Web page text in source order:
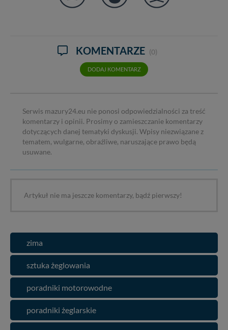
KOMENTARZE (0)
DODAJ KOMENTARZ
Serwis mazury24.eu nie ponosi odpowiedzialności za treść
komentarzy i opinii. Prosimy o zamieszczanie komentarzy
dotyczących danej tematyki dyskusji. Wpisy niezwiązane z
tematem, wulgarne, obraźliwe, naruszające prawo będą
usuwane.
Artykuł nie ma jeszcze komentarzy, bądź pierwszy!
zima
sztuka żeglowania
poradniki motorowodne
poradniki żeglarskie